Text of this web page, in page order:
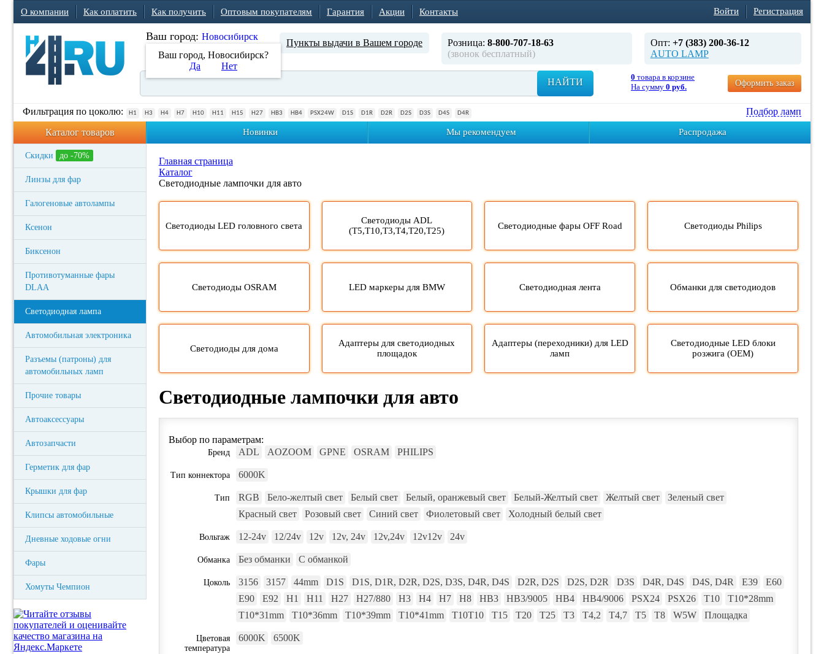
О компании Как оплатить Как получить Оптовым покупателям Гарантия Акции Контакты Войти Регистрация
Ваш город: Новосибирск
Ваш город, Новосибирск?
Да
Нет
Пункты выдачи в Вашем городе Розница: 8-800-707-18-63
(звонок бесплатный)
Опт: +7 (383) 200-36-12
AUTO LAMP
НАЙТИ 0 товара в корзине
На сумму 0 руб. Оформить заказ
Фильтрация по цоколю: H1 H3 H4 H7 H10 H11 H15 H27 HB3 HB4 PSX24W D1S D1R D2R D2S D3S D4S D4R
Подбор ламп
Каталог товаров
Новинки Мы рекомендуем Распродажа
Скидки до -70%
Линзы для фар
Галогеновые автолампы
Ксенон
Биксенон
Противотуманные фары
DLAA
Светодиодная лампа
Автомобильная электроника
Разъемы (патроны) для
автомобильных ламп
Прочие товары
Автоаксессуары
Автозапчасти
Герметик для фар
Крышки для фар
Клипсы автомобильные
Дневные ходовые огни
Фары
Хомуты Чемпион
Главная страница
Каталог
Светодиодные лампочки для авто
Светодиоды LED головного света
Светодиоды ADL
(T5,T10,T3,T4,T20,T25)
Светодиодные фары OFF Road Светодиоды Philips
Светодиоды OSRAM LED маркеры для BMW Светодиодная лента Обманки для светодиодов
Светодиоды для дома
Адаптеры для светодиодных
площадок
Адаптеры (переходники) для LED
ламп
Светодиодные LED блоки
розжига (OEM)
Светодиодные лампочки для авто
Выбор по параметрам:
Бренд ADL AOZOOM GPNE OSRAM PHILIPS
Тип коннектора 6000K
Тип RGB Бело-желтый свет Белый свет Белый, оранжевый свет Белый-Желтый свет Желтый свет
Зеленый свет
Красный свет
Розовый свет Синий свет Фиолетовый свет Холодный белый свет
Вольтаж 12-24v 12/24v 12v 12v, 24v 12v,24v 12v12v 24v
Обманка Без обманки С обманкой
Цоколь 3156 3157 44mm D1S D1S, D1R, D2R, D2S, D3S, D4R, D4S D2R, D2S D2S, D2R D3S D4R, D4S D4S, D4R E39
E60
E90
E92 H1 H11 H27 H27/880 H3 H4 H7 H8 HB3 HB3/9005 HB4 HB4/9006 PSX24 PSX26 T10
T10*28mm
T10*31mm
T10*36mm T10*39mm T10*41mm T10T10 T15 T20 T25 T3 T4,2 T4,7 T5 T8 W5W Площадка
Цветовая
температура
6000K 6500K